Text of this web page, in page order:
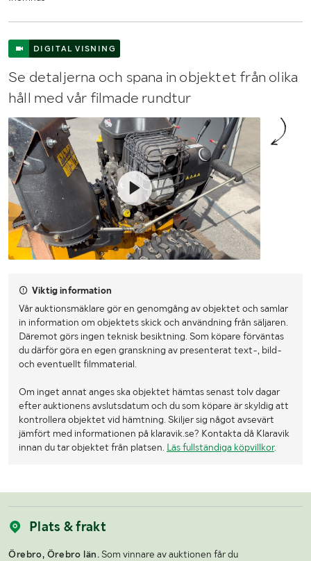
DIGITAL VISNING
Se detaljerna och spana in objektet från olika
håll med vår filmade rundtur
Viktig information
Vår auktionsmäklare gör en genomgång av objektet och samlar
in information om objektets skick och användning från säljaren.
Däremot görs ingen teknisk besiktning. Som köpare förväntas
du därför göra en egen granskning av presenterat text-, bild-
och eventuellt filmmaterial.
Om inget annat anges ska objektet hämtas senast tolv dagar
efter auktionens avslutsdatum och du som köpare är skyldig att
kontrollera objektet vid hämtning. Skiljer sig något avsevärt
jämfört med informationen på klaravik.se? Kontakta då Klaravik
innan du tar objektet från platsen. Läs fullständiga köpvillkor.
Plats & frakt
Örebro, Örebro län. Som vinnare av auktionen får du